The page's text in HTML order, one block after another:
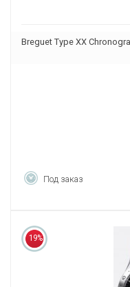
Breguet Type XX
Под заказ
19%